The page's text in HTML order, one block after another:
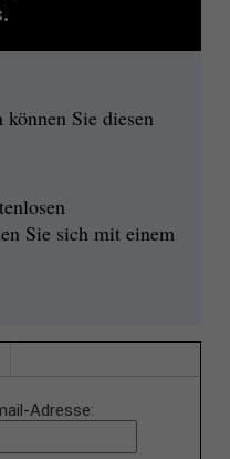
Sie diesen
Sie sich mit einem
Adresse